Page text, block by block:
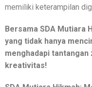
memiliki keterampilan
Bersama SDA Mutiara
yang tidak hanya
menghadapi tantangan
kreativitas!